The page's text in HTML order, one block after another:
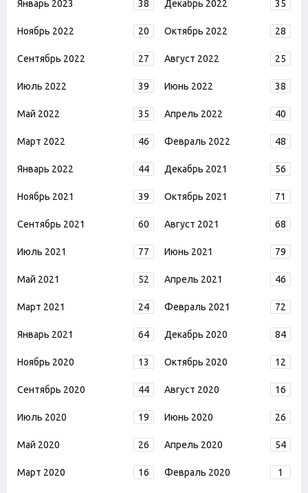
Январь 2023 38 Декабрь 2022 35
Ноябрь 2022 20 Октябрь 2022 28
Сентябрь 2022 27 Август 2022 25
Июль 2022 39 Июнь 2022 38
Май 2022 35 Апрель 2022 40
Март 2022 46 Февраль 2022 48
Январь 2022 44 Декабрь 2021 56
Ноябрь 2021 39 Октябрь 2021 71
Сентябрь 2021 60 Август 2021 68
Июль 2021 77 Июнь 2021 79
Май 2021 52 Апрель 2021 46
Март 2021 24 Февраль 2021 72
Январь 2021 64 Декабрь 2020 84
Ноябрь 2020 13 Октябрь 2020 12
Сентябрь 2020 44 Август 2020 16
Июль 2020 19 Июнь 2020 26
Май 2020 26 Апрель 2020 54
Март 2020 16 Февраль 2020 1